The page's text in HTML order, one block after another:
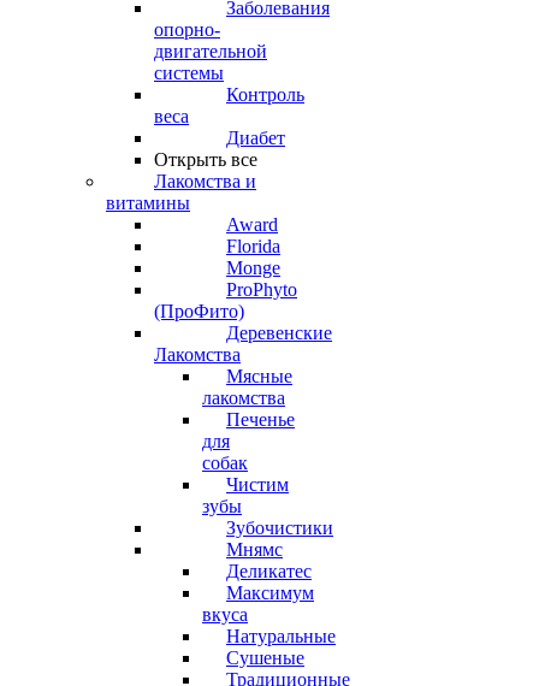
Заболевания
опорно-
двигательной
системы
Контроль
веса
Диабет
Открыть все
Лакомства и
витамины
Award
Florida
Monge
ProPhyto
(ПроФито)
Деревенские
Лакомства
Мясные
лакомства
Печенье
для
собак
Чистим
зубы
Зубочистики
Мнямс
Деликатес
Максимум
вкуса
Натуральные
Сушеные
Традиционные